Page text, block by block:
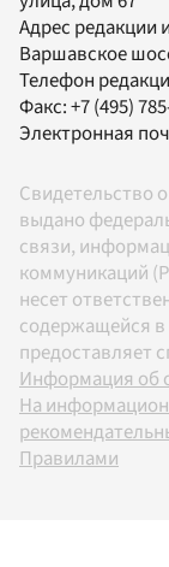
Адрес редакции
Варшавское
Телефон
Факс:+7 (495)
Электронная
Свидетельство
выдано
связи,
коммуникаций
несет
содержащейся
предоставляет
Информация об
На
Правилами